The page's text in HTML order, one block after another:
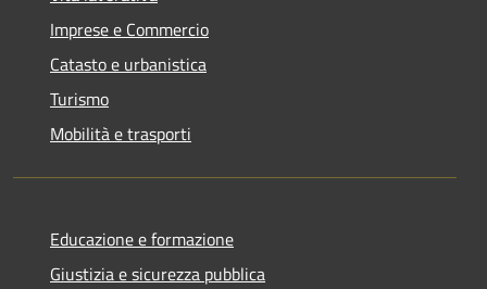
Imprese e Commercio
Catasto e urbanistica
Turismo
Mobilità e trasporti
Educazione e formazione
Giustizia e sicurezza pubblica